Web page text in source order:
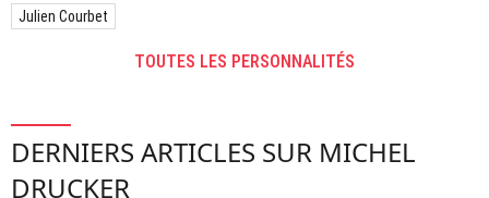
Julien Courbet
TOUTES LES PERSONNALITÉS
DERNIERS ARTICLES SUR MICHEL
DRUCKER